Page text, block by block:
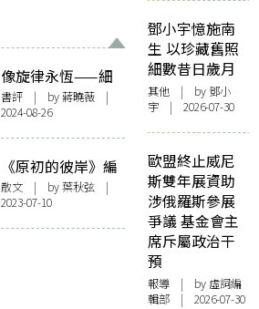
像旋律永恆——細
讀潘國靈《身體變
奏曲》
書評| by蔣曉薇|
2024-08-26
《原初的彼岸》編
後記
散文| by葉秋弦|
2023-07-10
鄧小宇憶施南
生 以珍藏舊照
細數昔日歲月
其他 | by 鄧小
宇 | 2026-07-30
歐盟終止威尼
斯雙年展資助
涉俄羅斯參展
爭議 基金會主
席斥屬政治干
預
報導 | by 虛詞編
輯部 | 2026-07-30